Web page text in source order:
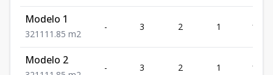
Modelo 1
321 111.85 m2
- 3 2 1
Modelo 2
- 3 2 1